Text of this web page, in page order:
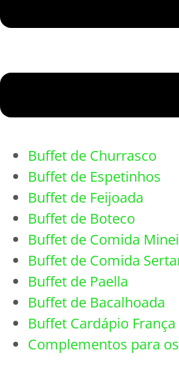
Buffet de Churrasco
Buffet de Espetinhos
Buffet de Feijoada
Buffet de Boteco
Buffet de Comida
Buffet de Comida
Buffet de Paella
Buffet de Bacalhoada
Buffet Cardápio França
Complementos para